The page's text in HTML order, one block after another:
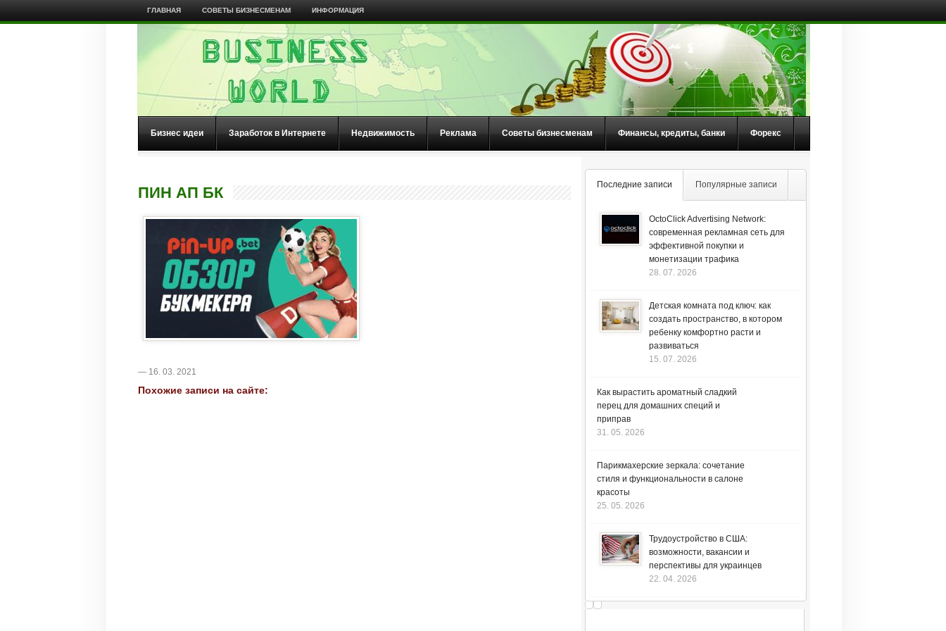
ГЛАВНАЯ СОВЕТЫ БИЗНЕСМЕНАМ ИНФОРМАЦИЯ
Бизнес идеи Заработок в Интернете Недвижимость Реклама Советы бизнесменам Финансы, кредиты, банки Форекс
ПИН АП БК
— 16. 03. 2021
Похожие записи на сайте:
Последние записи Популярные записи
OctoClick Advertising Network:
современная рекламная сеть для
эффективной покупки и
монетизации трафика
28. 07. 2026
Детская комната под ключ: как
создать пространство, в котором
ребенку комфортно расти и
развиваться
15. 07. 2026
Как вырастить ароматный сладкий
перец для домашних специй и
приправ
31. 05. 2026
Парикмахерские зеркала: сочетание
стиля и функциональности в салоне
красоты
25. 05. 2026
Трудоустройство в США:
возможности, вакансии и
перспективы для украинцев
22. 04. 2026